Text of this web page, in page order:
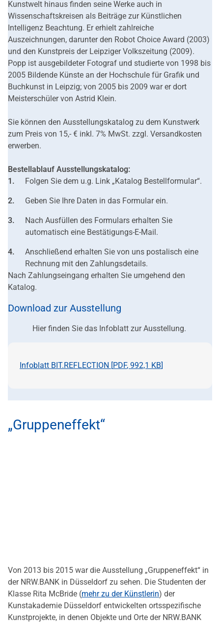
Kunstwelt hinaus finden seine Werke auch in
Wissenschaftskreisen als Beiträge zur Künstlichen
Intelligenz Beachtung. Er erhielt zahlreiche
Auszeichnungen, darunter den Robot Choice Award (2003)
und den Kunstpreis der Leipziger Volkszeitung (2009).
Popp ist ausgebildeter Fotograf und studierte von 1998 bis
2005 Bildende Künste an der Hochschule für Grafik und
Buchkunst in Leipzig; von 2005 bis 2009 war er dort
Meisterschüler von Astrid Klein.
Sie können den Ausstellungskatalog zu dem Kunstwerk
zum Preis von 15,- € inkl. 7% MwSt. zzgl. Versandkosten
erwerben.
Bestellablauf Ausstellungskatalog:
Folgen Sie dem u.g. Link „Katalog Bestellformular“.
Geben Sie Ihre Daten in das Formular ein.
Nach Ausfüllen des Formulars erhalten Sie
automatisch eine Bestätigungs-E-Mail.
Anschließend erhalten Sie von uns postalisch eine
Rechnung mit den Zahlungsdetails.
Nach Zahlungseingang erhalten Sie umgehend den
Katalog.
Download zur Ausstellung
Hier finden Sie das Infoblatt zur Ausstellung.
Infoblatt BIT.REFLECTION [PDF, 992,1 KB]
„Gruppeneffekt“
Von 2013 bis 2015 war die Ausstellung „Gruppeneffekt“ in
der NRW.BANK in Düsseldorf zu sehen. Die Studenten der
Klasse Rita McBride (mehr zu der Künstlerin) der
Kunstakademie Düsseldorf entwickelten ortsspezifische
Kunstprojekte, in denen Objekte und Orte der NRW.BANK